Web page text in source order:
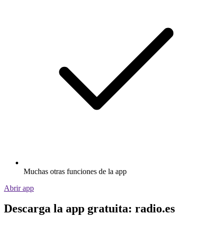
Muchas otras funciones de la app
Abrir app
Descarga la app gratuita: radio.es